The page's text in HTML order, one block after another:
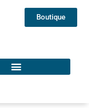
Boutique